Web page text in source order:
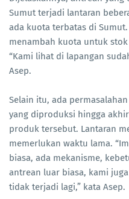
Sumut terjadi lantaran
ada kuota terbatas di
menambah kuota untuk
“Kami lihat di lapangan
Asep.
Selain itu, ada
yang diproduksi hingga
produk tersebut. Lantaran
memerlukan waktu lama.
biasa, ada mekanisme,
antrean luar biasa, kami
tidak terjadi lagi,” kata Asep.